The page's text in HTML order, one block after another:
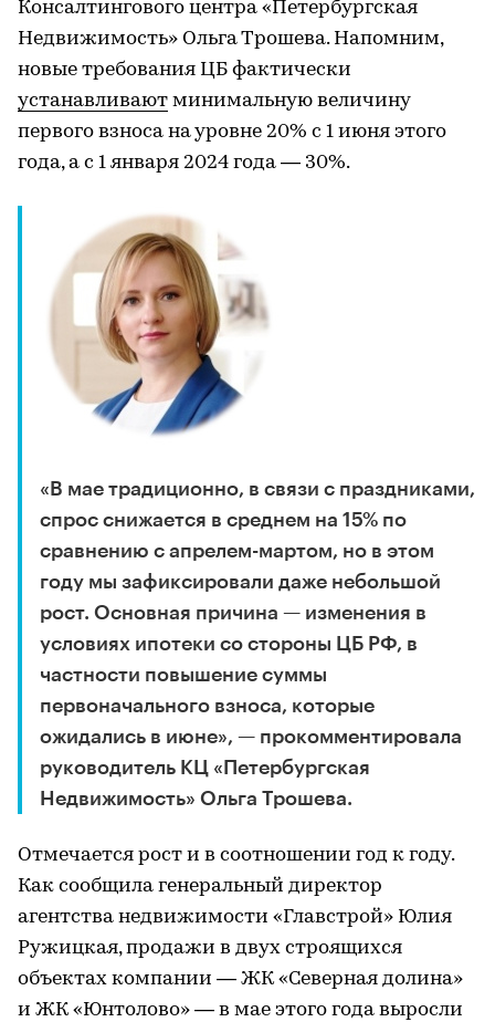
Консалтингового центра «Петербургская
Недвижимость» Ольга Трошева. Напомним,
новые требования ЦБ фактически
устанавливают минимальную величину
первого взноса на уровне 20% с 1 июня этого
года, а с 1 января 2024 года — 30%.
«В мае традиционно, в связи с праздниками,
спрос снижается в среднем на 15% по
сравнению с апрелем-мартом, но в этом
году мы зафиксировали даже небольшой
рост. Основная причина — изменения в
условиях ипотеки со стороны ЦБ РФ, в
частности повышение суммы
первоначального взноса, которые
ожидались в июне», — прокомментировала
руководитель КЦ «Петербургская
Недвижимость» Ольга Трошева.
Отмечается рост и в соотношении год к году.
Как сообщила генеральный директор
агентства недвижимости «Главстрой» Юлия
Ружицкая, продажи в двух строящихся
объектах компании — ЖК «Северная долина»
и ЖК «Юнтолово» — в мае этого года выросли